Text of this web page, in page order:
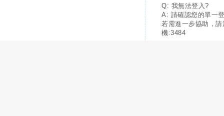
Q: 我無法登入?
A: 請確認您的單一
若需進一步協助，
機:3484